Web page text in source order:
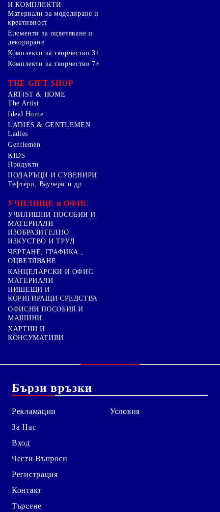
И КОМПЛЕКТИ
Mатериали за моделиране и
креативност
Елементи за оцветяване и
декориране
Комплекти за творчество 3+
Комплекти за творчество 7+
THE GIFT SHOP
ARTIST & HOME
The Artist
Ideal Home
LADIES & GENTLEMEN
Ladies
Gentlemen
KIDS
Продукти
ПОДАРЪЦИ И СУВЕНИРИ
Тефтери, Ваучери и др.
УЧИЛИЩЕ и ОФИС
УЧИЛИЩНИ ПОСОБИЯ И
МАТЕРИАЛИ
ИЗОБРАЗИТЕЛНО
ИЗКУСТВО И ТРУД
ЧЕРТАНЕ, ГРАФИКА ,
ОЦВЕТЯВАНЕ
КАНЦЕЛАРСКИ И ОФИС
МАТЕРИАЛИ
ПИШЕЩИ И
КОРИГИРАЩИ СРЕДСТВА
ОФИСНИ ПОСОБИЯ И
МАШИНИ
ХАРТИИ И
КОНСУМАТИВИ
Бързи връзки
Рекламации
За Нас
Вход
Чести Въпроси
Регистрация
Контакт
Търсене
Условия